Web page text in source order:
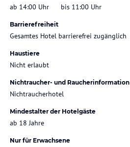
ab 14:00 Uhr bis 11:00 Uhr
Barrierefreiheit
Gesamtes Hotel barrierefrei zugänglich
Haustiere
Nicht erlaubt
Nichtraucher- und Raucherinformation
Nichtraucherhotel
Mindestalter der Hotelgäste
ab 18 Jahre
Nur für Erwachsene